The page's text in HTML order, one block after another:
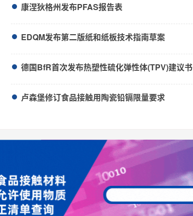
康涅狄格州发布PFAS报告表
EDQM发布第二版纸和纸板技术指南草案
德国BfR首次发布热塑性硫化弹性体(TPV)建议书
卢森堡修订食品接触用陶瓷铅镉限量要求